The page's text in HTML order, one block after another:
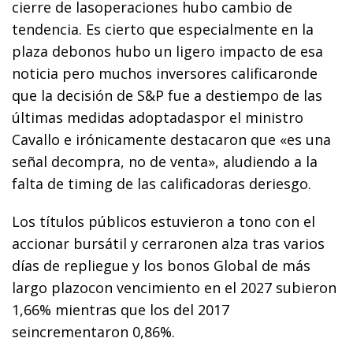
cierre de lasoperaciones hubo cambio de
tendencia. Es cierto que especialmente en la
plaza debonos hubo un ligero impacto de esa
noticia pero muchos inversores calificaronde
que la decisión de S&P fue a destiempo de las
últimas medidas adoptadaspor el ministro
Cavallo e irónicamente destacaron que «es una
señal decompra, no de venta», aludiendo a la
falta de timing de las calificadoras deriesgo.
Los títulos públicos estuvieron a tono con el
accionar bursátil y cerraronen alza tras varios
días de repliegue y los bonos Global de más
largo plazocon vencimiento en el 2027 subieron
1,66% mientras que los del 2017
seincrementaron 0,86%.